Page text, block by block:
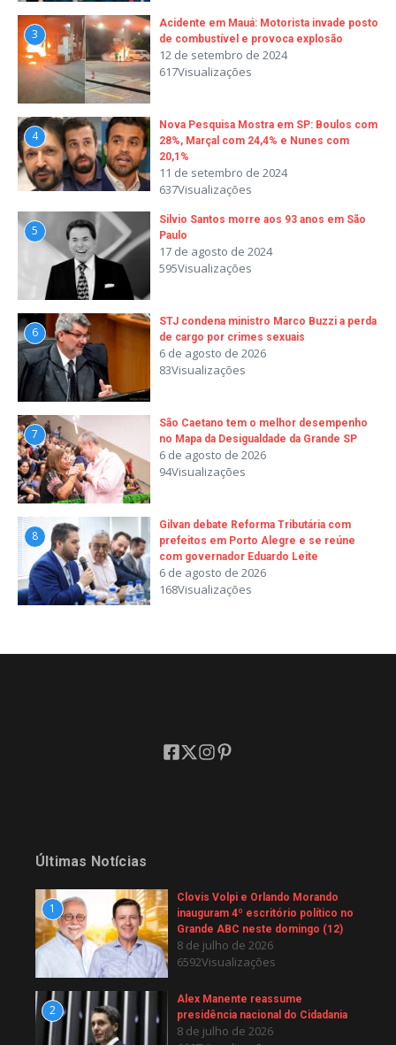
3
Acidente em Mauá: Motorista invade posto
de combustível e provoca explosão
12 de setembro de 2024
617Visualizações
4
Nova Pesquisa Mostra em SP: Boulos com
28%, Marçal com 24,4% e Nunes com
20,1%
11 de setembro de 2024
637Visualizações
5
Silvio Santos morre aos 93 anos em São
Paulo
17 de agosto de 2024
595Visualizações
6
STJ condena ministro Marco Buzzi a perda
de cargo por crimes sexuais
6 de agosto de 2026
83Visualizações
7
São Caetano tem o melhor desempenho
no Mapa da Desigualdade da Grande SP
6 de agosto de 2026
94Visualizações
8
Gilvan debate Reforma Tributária com
prefeitos em Porto Alegre e se reúne
com governador Eduardo Leite
6 de agosto de 2026
168Visualizações
Últimas Notícias
1
Clovis Volpi e Orlando Morando
inauguram 4º escritório político no
Grande ABC neste domingo (12)
8 de julho de 2026
6592Visualizações
2
Alex Manente reassume
presidência nacional do Cidadania
8 de julho de 2026